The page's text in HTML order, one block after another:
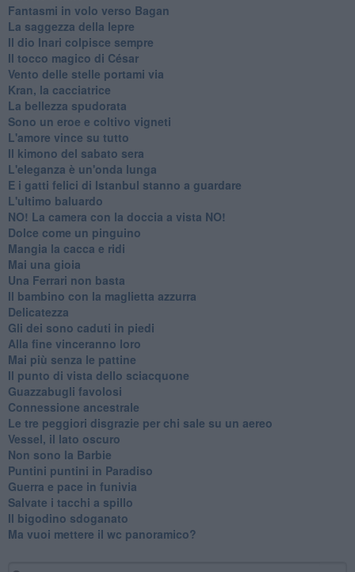
Fantasmi in volo verso Bagan
La saggezza della lepre
Il dio Inari colpisce sempre
Il tocco magico di César
Vento delle stelle portami via
Kran, la cacciatrice
La bellezza spudorata
Sono un eroe e coltivo vigneti
L'amore vince su tutto
Il kimono del sabato sera
L'eleganza è un'onda lunga
E i gatti felici di Istanbul stanno a guardare
L'ultimo baluardo
NO! La camera con la doccia a vista NO!
Dolce come un pinguino
Mangia la cacca e ridi
Mai una gioia
Una Ferrari non basta
Il bambino con la maglietta azzurra
Delicatezza
Gli dei sono caduti in piedi
Alla fine vinceranno loro
Mai più senza le pattine
Il punto di vista dello sciacquone
Guazzabugli favolosi
Connessione ancestrale
Le tre peggiori disgrazie per chi sale su un aereo
Vessel, il lato oscuro
Non sono la Barbie
Puntini puntini in Paradiso
Guerra e pace in funivia
Salvate i tacchi a spillo
Il bigodino sdoganato
Ma vuoi mettere il wc panoramico?